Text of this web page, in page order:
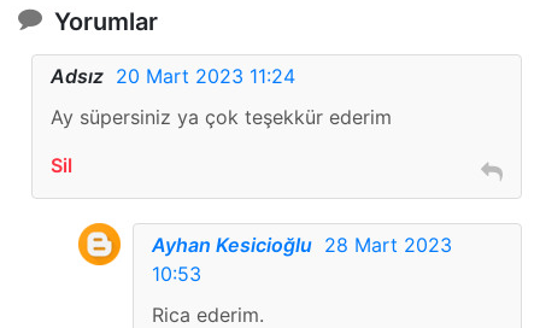
Yorumlar
Adsız 20 Mart 2023 11:24
Ay süpersiniz ya çok teşekkür ederim
Sil
Ayhan Kesicioğlu 28 Mart 2023
10:53
Rica ederim.